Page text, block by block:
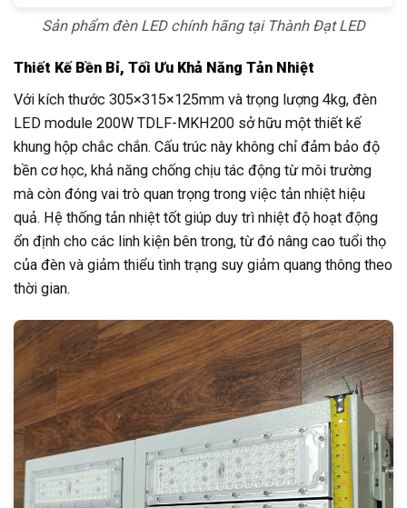
Sản phẩm đèn LED chính hãng tại Thành Đạt LED
Thiết Kế Bền Bỉ, Tối Ưu Khả Năng Tản Nhiệt
Với kích thước 305×315×125mm và trọng lượng 4kg, đèn
LED module 200W TDLF-MKH200 sở hữu một thiết kế
khung hộp chắc chắn. Cấu trúc này không chỉ đảm bảo độ
bền cơ học, khả năng chống chịu tác động từ môi trường
mà còn đóng vai trò quan trọng trong việc tản nhiệt hiệu
quả. Hệ thống tản nhiệt tốt giúp duy trì nhiệt độ hoạt động
ổn định cho các linh kiện bên trong, từ đó nâng cao tuổi thọ
của đèn và giảm thiểu tình trạng suy giảm quang thông theo
thời gian.